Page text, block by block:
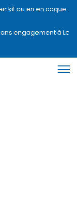
kit ou en en coque
engagement à Le